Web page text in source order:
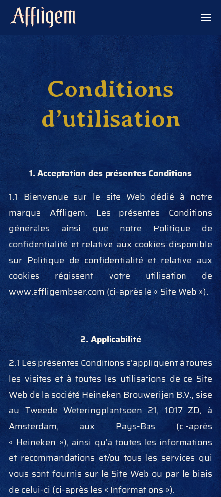
Conditions
d’utilisation
1. Acceptation des présentes Conditions
1.1 Bienvenue sur le site Web dédié à notre
marque Affligem. Les présentes Conditions
générales ainsi que notre Politique de
confidentialité et relative aux cookies disponible
sur Politique de confidentialité et relative aux
cookies régissent votre utilisation de
www.affligembeer.com (ci-après le « Site Web »).
2. Applicabilité
2.1 Les présentes Conditions s'appliquent à toutes
les visites et à toutes les utilisations de ce Site
Web de la société Heineken Brouwerijen B.V., sise
au Tweede Weteringplantsoen 21, 1017 ZD, à
Amsterdam, aux Pays-Bas (ci-après
« Heineken »), ainsi qu'à toutes les informations
et recommandations et/ou tous les services qui
vous sont fournis sur le Site Web ou par le biais
de celui-ci (ci-après les « Informations »).